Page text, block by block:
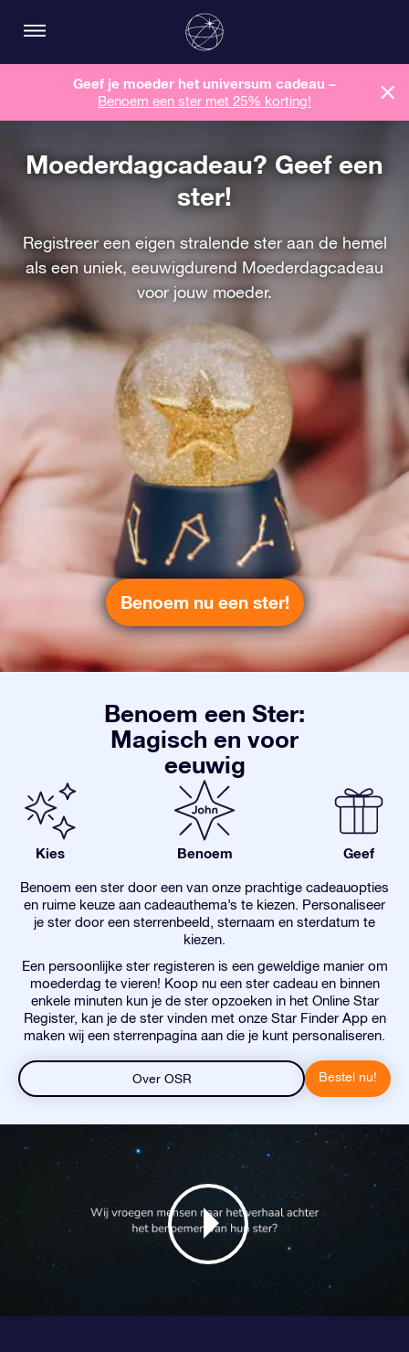
Geef je moeder het universum cadeau –
Benoem een ​​ster met 25% korting!
Moederdagcadeau? Geef een
ster!
Registreer een eigen stralende ster aan de hemel
als een uniek, eeuwigdurend Moederdagcadeau
voor jouw moeder.
Benoem nu een ster!
Benoem een Ster:
Magisch en voor
eeuwig
Kies Benoem Geef
Benoem een ster door een van onze prachtige cadeauopties
en ruime keuze aan cadeauthema’s te kiezen. Personaliseer
je ster door een sterrenbeeld, sternaam en sterdatum te
kiezen.
Een persoonlijke ster registeren is een geweldige manier om
moederdag te vieren! Koop nu een ster cadeau en binnen
enkele minuten kun je de ster opzoeken in het Online Star
Register, kan je de ster vinden met onze Star Finder App en
maken wij een sterrenpagina aan die je kunt personaliseren.
Over OSR Bestel nu!